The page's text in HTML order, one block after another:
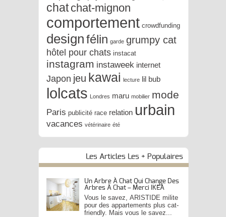
chat chat-mignon
comportement crowdfunding
designfélin garde grumpy cat
hôtel pour chats instacat
instagram instaweek internet
Japon jeu kawai lecture lil bub
lolcats Londres maru mobilier mode
Paris publicité race relation urbain
vacances vétérinaire été
Les Articles Les + Populaires
Un Arbre À Chat Qui Change Des
Arbres À Chat – Merci IKEA
Vous le savez, ARISTIDE milite
pour des appartements plus cat-
friendly. Mais vous le savez...